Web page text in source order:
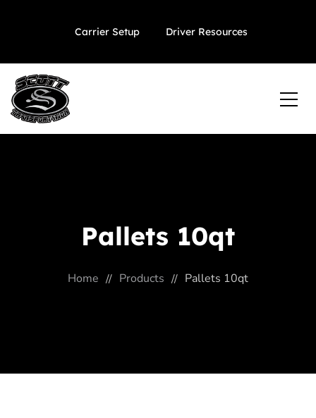
Carrier Setup Driver Resources
Pallets 10qt
Home Products Pallets 10qt